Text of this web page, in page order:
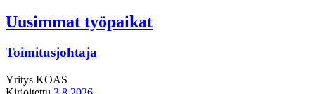
Uusimmat työpaikat
Toimitusjohtaja
Yritys KOAS